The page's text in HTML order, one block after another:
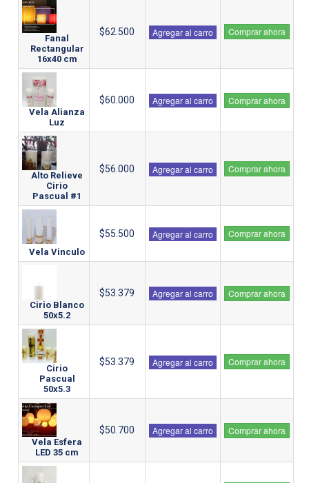
Fanal
Rectangular
16x40 cm
$62.500 Agregar al carro Comprar ahora
Vela Alianza
Luz
$60.000 Agregar al carro Comprar ahora
Alto Relieve
Cirio
Pascual #1
$56.000 Agregar al carro Comprar ahora
Vela Vinculo
$55.500 Agregar al carro Comprar ahora
Cirio Blanco
50x5.2
$53.379 Agregar al carro Comprar ahora
Cirio
Pascual
50x5.3
$53.379 Agregar al carro Comprar ahora
Vela Esfera
LED 35 cm
$50.700 Agregar al carro Comprar ahora